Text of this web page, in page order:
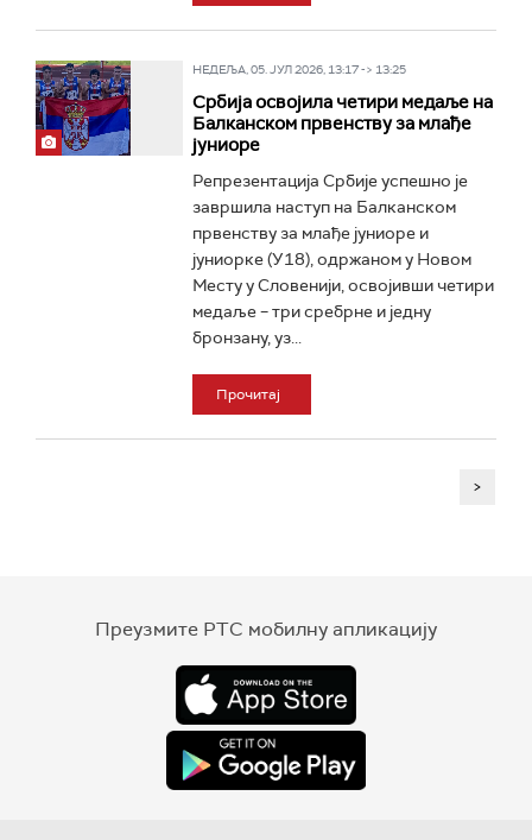
НЕДЕЉА, 05. ЈУЛ 2026, 13:17 -> 13:25
Србија освојила четири медаље на
Балканском првенству за млађе
јуниоре
Репрезентација Србије успешно је
завршила наступ на Балканском
првенству за млађе јуниоре и
јуниорке (У18), одржаном у Новом
Месту у Словенији, освојивши четири
медаље – три сребрне и једну
бронзану, уз...
Прочитај
>
Преузмите РТС мобилну апликацију